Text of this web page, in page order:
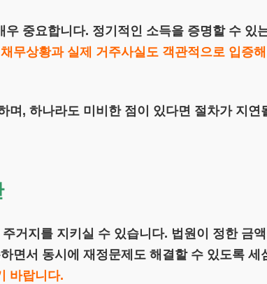
중요합니다. 정기적인 소득을 증명할 수 있
무상황과 실제 거주사실도 객관적으로 입증
, 하나라도 미비한 점이 있다면 절차가 지
거지를 지키실 수 있습니다. 법원이 정한 금
면서 동시에 재정문제도 해결할 수 있도록
바랍니다.